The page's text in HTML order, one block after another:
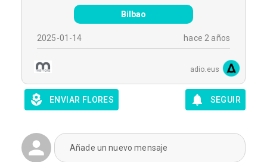
Bilbao
2025-01-14 hace 2 años
adio.eus
ENVIAR FLORES SEGUIR
Añade un nuevo mensaje